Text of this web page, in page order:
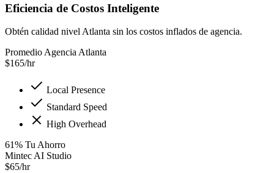
Eficiencia de Costos Inteligente
Obtén calidad nivel Atlanta sin los costos inflados de agencia.
Promedio Agencia Atlanta
$165/hr
Local Presence
Standard Speed
High Overhead
61% Tu Ahorro
Mintec AI Studio
$65/hr